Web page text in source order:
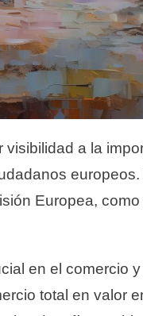
a la
Europea, como
en el comercio
total en valor